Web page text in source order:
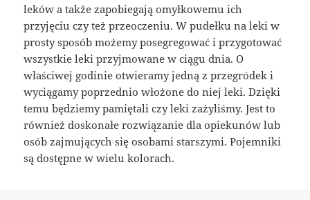
leków a także zapobiegają omyłkowemu ich
przyjęciu czy też przeoczeniu. W pudełku na leki w
prosty sposób możemy posegregować i przygotować
wszystkie leki przyjmowane w ciągu dnia. O
właściwej godinie otwieramy jedną z przegródek i
wyciągamy poprzednio włożone do niej leki. Dzięki
temu będziemy pamiętali czy leki zażyliśmy. Jest to
również doskonałe rozwiązanie dla opiekunów lub
osób zajmujących się osobami starszymi. Pojemniki
są dostępne w wielu kolorach.